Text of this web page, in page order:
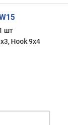
шт
Hook 9x4